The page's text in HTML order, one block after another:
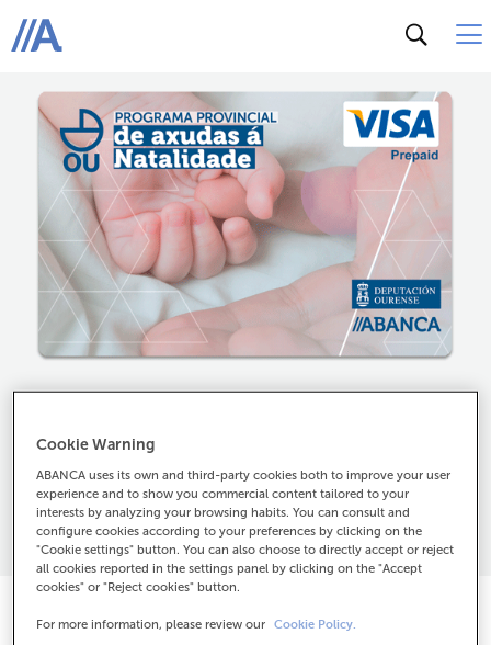
ABANCA
Aproveita as vantaxes da túa tarxeta ChegOU en
cuestión de segundos
Activa a túa tarxeta
Cookie Warning
ABANCA uses its own and third-party cookies both to improve your user
experience and to show you commercial content tailored to your
interests by analyzing your browsing habits. You can consult and
configure cookies according to your preferences by clicking on the
"Cookie settings" button. You can also choose to directly accept or reject
all cookies reported in the settings panel by clicking on the "Accept
cookies" or "Reject cookies" button.
For more information, please review our Cookie Policy.